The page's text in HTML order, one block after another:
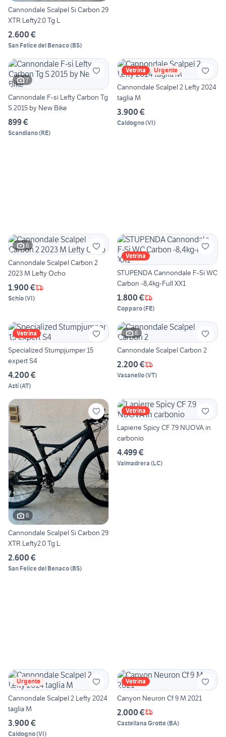
Cannondale Scalpel Si Carbon 29
XTR Lefty2.0 Tg L
2.600 €
San Felice del Benaco(BS)
7
Cannondale F-si Lefty Carbon Tg
S 2015 by New Bike
899 €
Scandiano(RE)
Vetrina Urgente
Cannondale Scalpel 2 Lefty 2024
taglia M
3.900 €
Caldogno(VI)
6
Cannondale Scalpel Carbon 2
2023 M Lefty Ocho
1.900 €
Schio(VI)
Vetrina
STUPENDA Cannondale F-Si WC
Carbon -8,4kg-Full XX1
1.800 €
Copparo(FE)
Vetrina
Specialized Stumpjumper 15
expert S4
4.200 €
Asti(AT)
6
Cannondale Scalpel Carbon 2
2.200 €
Vasanello(VT)
6
Cannondale Scalpel Si Carbon 29
XTR Lefty2.0 Tg L
2.600 €
San Felice del Benaco(BS)
Vetrina
Lapierre Spicy CF 7.9 NUOVA in
carbonio
4.499 €
Valmadrera (LC)
Urgente
Cannondale Scalpel 2 Lefty 2024
taglia M
3.900 €
Caldogno(VI)
Vetrina
Canyon Neuron Cf 9 M 2021
2.000 €
Castellana Grotte(BA)